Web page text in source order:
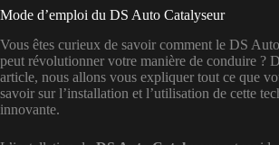
Mode d’emploi du DS Auto Catalyseur
Vous êtes curieux de savoir comment le DS
peut révolutionner votre manière de conduire ?
article, nous allons vous expliquer tout ce que
savoir sur l’installation et l’utilisation de cette
innovante.